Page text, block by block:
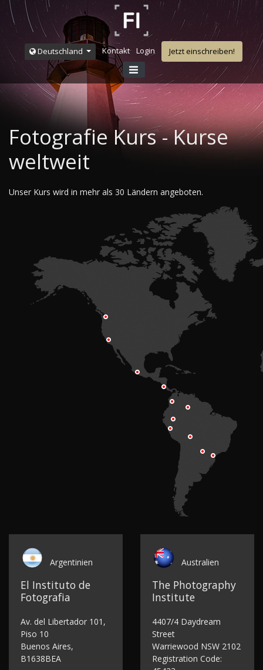
Deutschland Kontakt Login Jetzt einschreiben!
Fotografie Kurs - Kurse
weltweit
Unser Kurs wird in mehr als 30 Ländern angeboten.
Argentinien
El Instituto de
Fotografia
Av. del Libertador 101,
Piso 10
Buenos Aires,
B1638BEA
Australien
The Photography
Institute
4407/4 Daydream
Street
Warriewood NSW 2102
Registration Code: